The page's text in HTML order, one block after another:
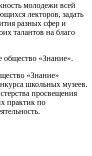
молодежи всей
лекторов, задать
разных сфер и
талантов на благо
«Знание».
«Знание»
школьных музеев.
просвещения
практик по